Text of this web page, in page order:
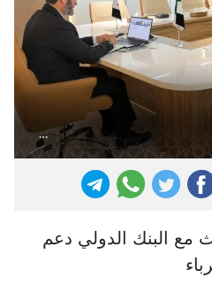
مع البنك الدولي دعم